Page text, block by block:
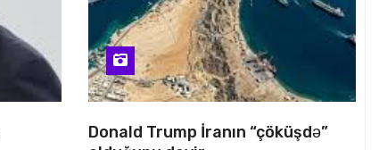
Donald Trump İranın “çöküşdə”